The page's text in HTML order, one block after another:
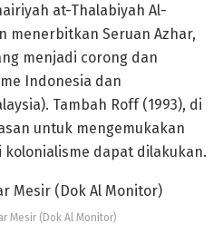
at-Thalabiyah Al-
menerbitkan Seruan Azhar,
menjadi corong dan
Indonesia dan
Tambah Roff (1993), di
untuk mengemukakan
dapat dilakukan.
Mesir (Dok Al Monitor)